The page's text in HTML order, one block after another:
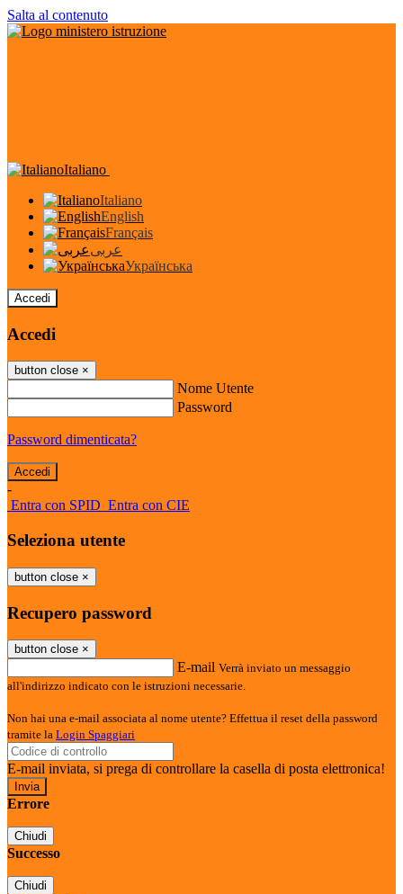
Salta al contenuto
Italiano
Italiano
English
Français
عربى
Українська
Accedi
Accedi
button close ×
Nome Utente
Password
Password dimenticata?
-
Entra con SPID Entra con CIE
Seleziona utente
button close ×
Recupero password
button close ×
E-mail Verrà inviato un messaggio
all'indirizzo indicato con le istruzioni necessarie.
Non hai una e-mail associata al nome utente? Effettua il reset della password
tramite la Login Spaggiari
E-mail inviata, si prega di controllare la casella di posta elettronica!
Errore
Chiudi
Successo
Chiudi